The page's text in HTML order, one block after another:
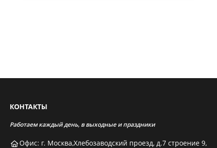
КОНТАКТЫ
Работаем каждый день, в выходные и праздники
Офис: г. Москва,Хлебозаводский проезд, д.7 строение 9,